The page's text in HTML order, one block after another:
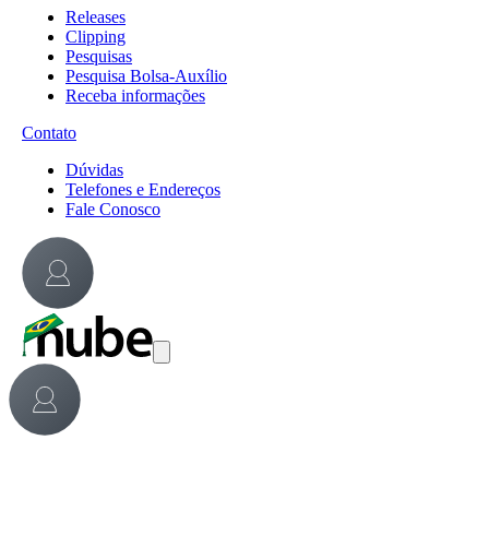
Releases
Clipping
Pesquisas
Pesquisa Bolsa-Auxílio
Receba informações
Contato
Dúvidas
Telefones e Endereços
Fale Conosco